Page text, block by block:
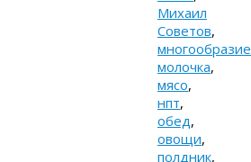
Михаил
Советов,
многообразие
молочка,
мясо,
нпт,
обед,
овощи,
полдник,